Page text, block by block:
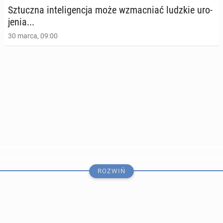
krą­żą­cy­mi w in­ter­ne­cie
27 września 2025, 09:00
Do tej pory mówiło się "zapytaj Google’a". Teraz
Sztucz­na in­te­li­gen­cja może wzmac­niać ludzkie uro­
je­nia...
30 marca, 09:00
ROZWIŃ